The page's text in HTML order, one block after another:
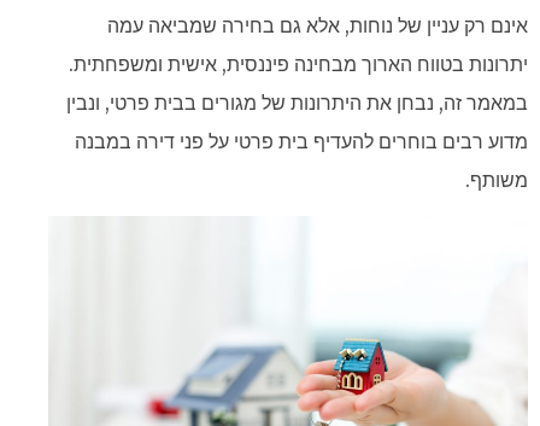
אינם רק עניין של נוחות, אלא גם בחירה שמביאה עמה
יתרונות בטווח הארוך מבחינה פיננסית, אישית ומשפחתית.
במאמר זה, נבחן את היתרונות של מגורים בבית פרטי, ונבין
מדוע רבים בוחרים להעדיף בית פרטי על פני דירה במבנה
משותף.